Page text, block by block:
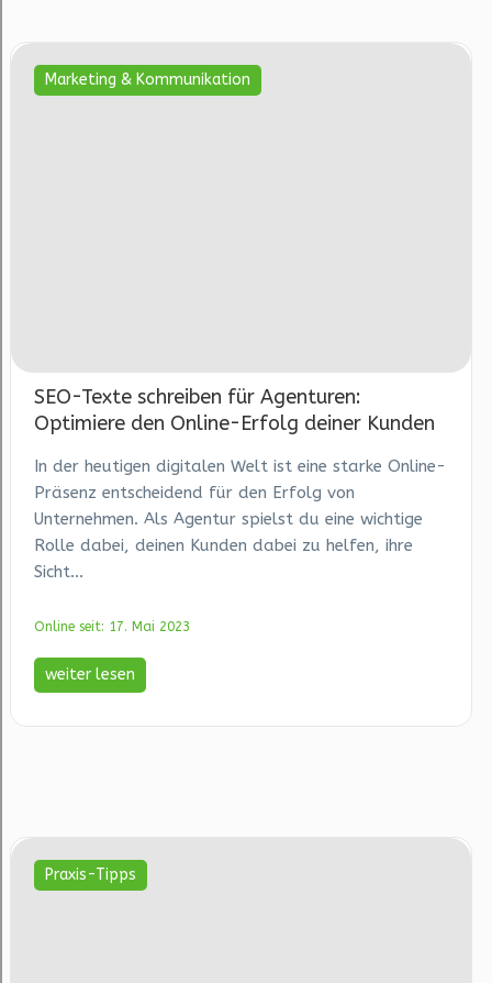
Marketing & Kommunikation
SEO-Texte schreiben für Agenturen:
Optimiere den Online-Erfolg deiner Kunden
In der heutigen digitalen Welt ist eine starke Online-
Präsenz entscheidend für den Erfolg von
Unternehmen. Als Agentur spielst du eine wichtige
Rolle dabei, deinen Kunden dabei zu helfen, ihre
Sicht...
Online seit: 17. Mai 2023
weiter lesen
Praxis-Tipps